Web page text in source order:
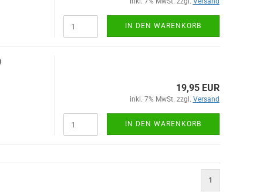
IN DEN WARENKORB
19,95 EUR
inkl. 7% MwSt. zzgl. Versand
IN DEN WARENKORB
1